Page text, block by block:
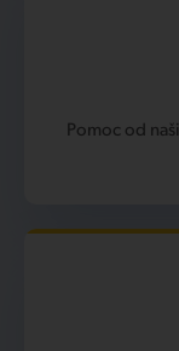
Pomoc od